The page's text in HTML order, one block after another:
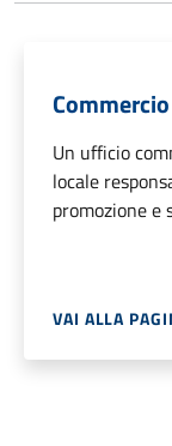
Commercio
Un ufficio
locale
promozione
VAI ALLA